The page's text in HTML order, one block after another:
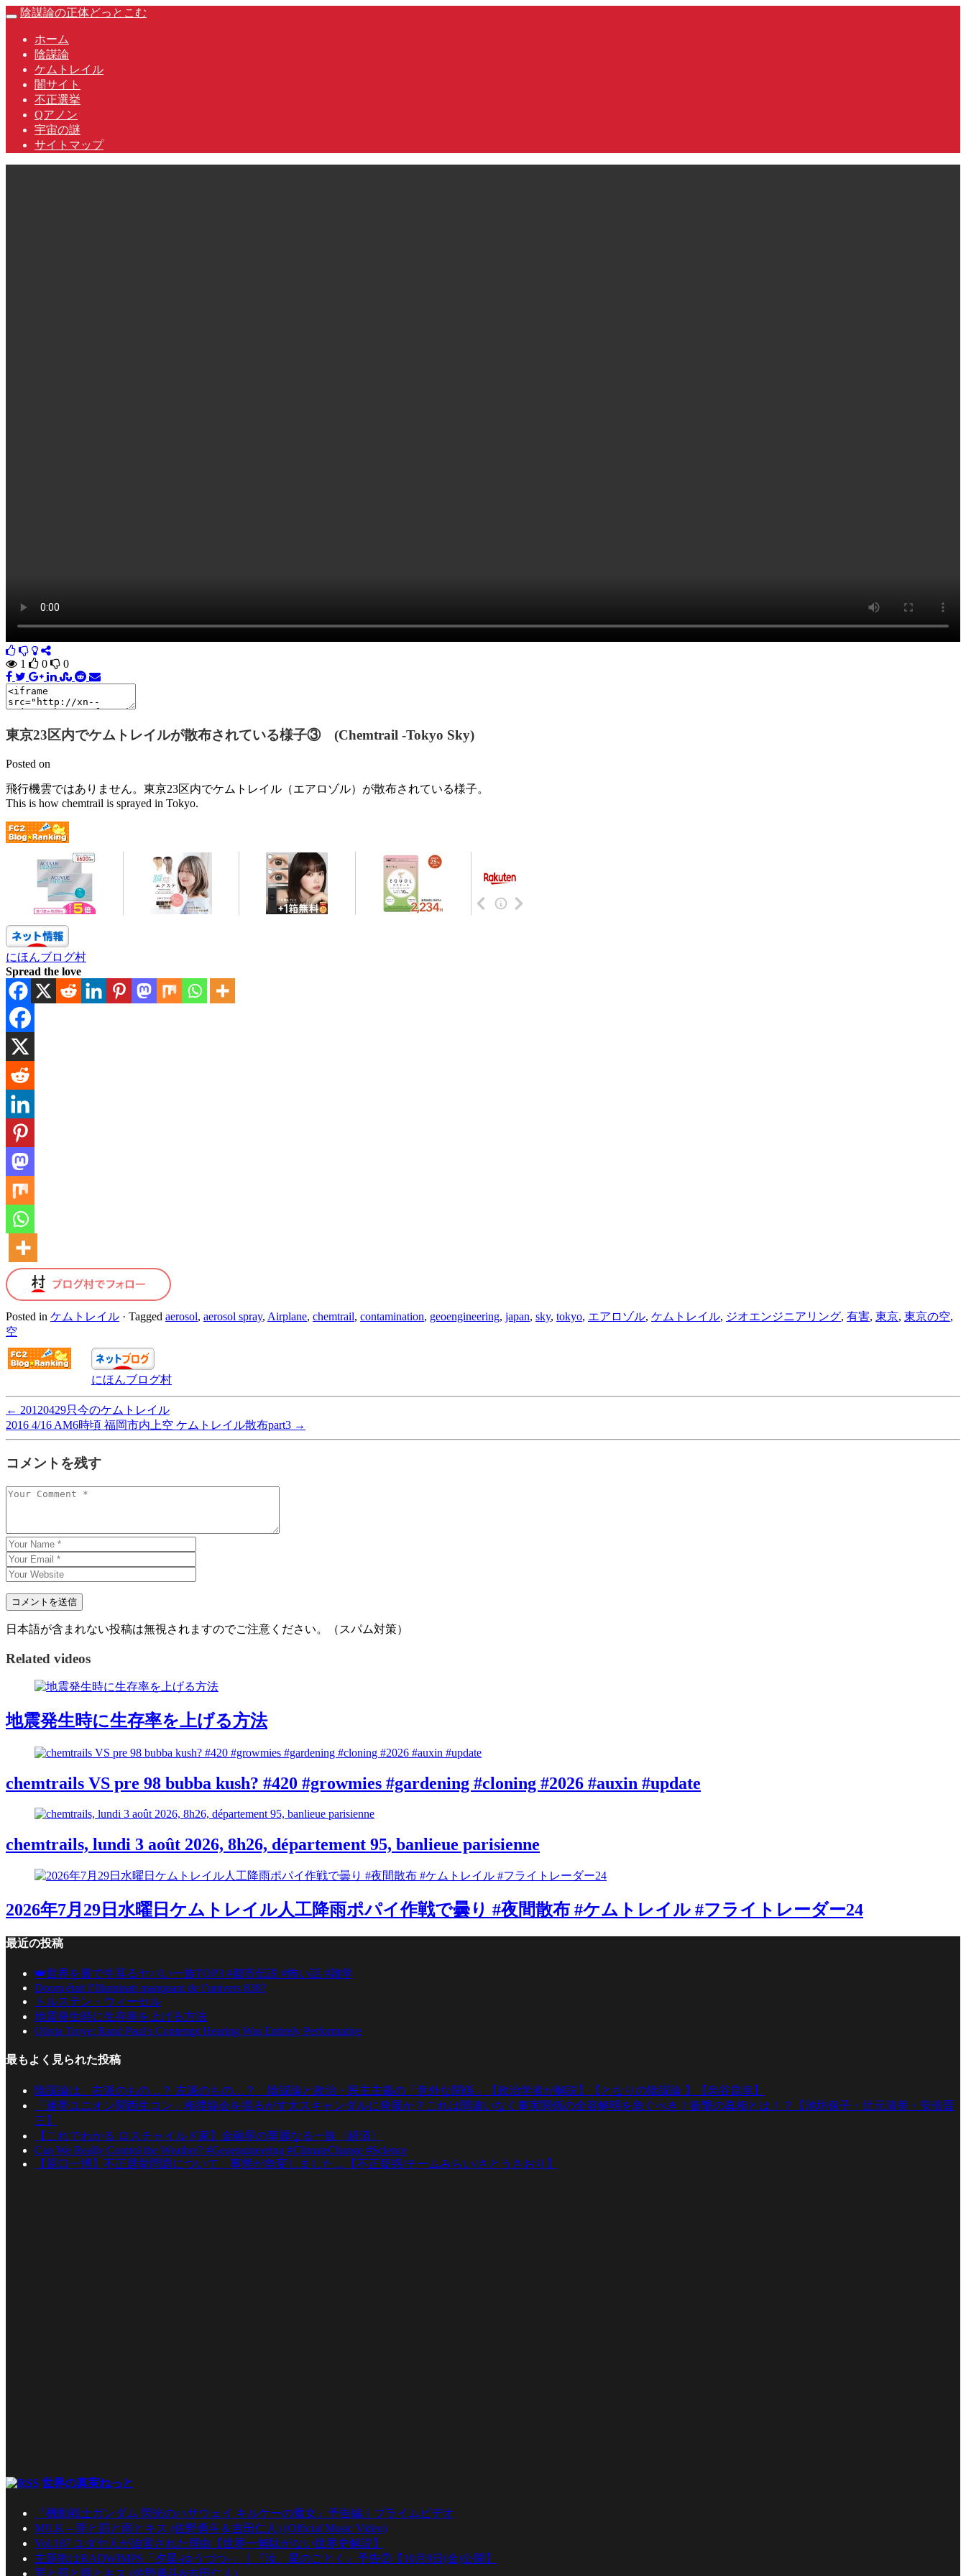
Skip
content
Toggle
陰謀論の正体どっとこむ
ホーム
陰謀論
ケムトレイル
闇サイト
不正選挙
Qアノン
宇宙の謎
サイトマップ
1 0 0
東京23区内でケムトレイルが散布されている様子③ (Chemtrail -Tokyo Sky)
Posted on
飛行機雲ではありません。東京23区内でケムトレイル（エアロゾル）が散布されている様子。
This is how chemtrail is sprayed in Tokyo.
にほんブログ村
Spread the love
Posted in ケムトレイル · Tagged aerosol, aerosol spray, Airplane, chemtrail, contamination, geoengineering, japan, sky, tokyo, エアロゾル, ケムトレイル, ジオエンジニアリング, 有害, 東京, 東京の空,
空
にほんブログ村
← 20120429只今のケムトレイル
2016 4/16 AM6時頃 福岡市内上空 ケムトレイル散布part3 →
コメントを残す
日本語が含まれない投稿は無視されますのでご注意ください。（スパム対策）
Related videos
地震発生時に生存率を上げる方法
chemtrails VS pre 98 bubba kush? #420 #growmies #gardening #cloning #2026 #auxin #update
chemtrails, lundi 3 août 2026, 8h26, département 95, banlieue parisienne
2026年7月29日水曜日ケムトレイル人工降雨ポパイ作戦で曇り #夜間散布 #ケムトレイル #フライトレーダー24
最近の投稿
👑世界を裏で牛耳るヤバい一族TOP3 #都市伝説 #怖い話 #雑学
Doom était l’Illuminati manquant de l’univers 838?
トルステン・ウィーセル
地震発生時に生存率を上げる方法
Olivia Troye: Rand Paul’s Contempt Hearing Was Entirely Performative
最もよく見られた投稿
陰謀論は、右派のもの…？ 左派のもの…？ 陰謀論と政治・民主主義の「意外な関係」【政治学者が解説】【となりの陰謀論 】【烏谷昌幸】
「連帯ユニオン関西生コン」相撲協会を揺るがす大スキャンダルに発展か？これは間違いなく事実関係の全容解明を急ぐべき！衝撃の真相とは！？【池坊保子・辻元清美・安倍晋
三】
【これでわかる ロスチャイルド家】金融界の華麗なる一族〈経済〉
Can We Really Control the Weather? #Geoengineering #ClimateChange #Science
【原口一博】不正選挙問題について、事態が急変しました…【不正疑惑/チームみらい/さとうさおり】
世界の真実ねっと
『機動戦士ガンダム 閃光のハサウェイ キルケーの魔女』予告編｜プライムビデオ
M!LK – 罪と罰と雨とキス (佐野勇斗＆吉田仁人) (Official Music Video)
Vol.187 ユダヤ人が迫害された理由【世界一無駄がない世界史解説】
主題歌はRADWIMPS「夕星-ゆうづつ-」｜『汝、星のごとく』予告②【10月9日(金)公開】